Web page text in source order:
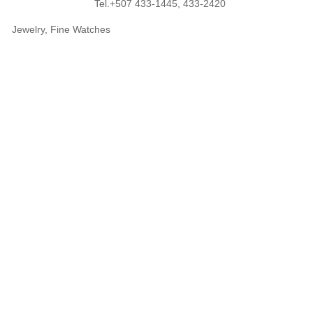
Tel.+507 433-1445, 433-2420
Jewelry, Fine Watches